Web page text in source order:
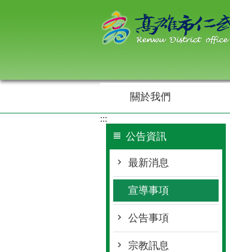
關於我們
:::
公告資訊
最新消息
宣導事項
公告事項
宗教訊息